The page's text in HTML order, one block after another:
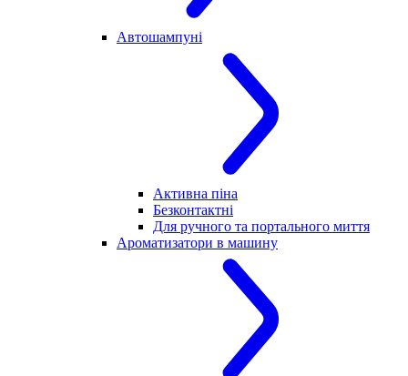
Автошампуні
Активна піна
Безконтактні
Для ручного та портального миття
Ароматизатори в машину